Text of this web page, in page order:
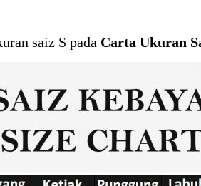
saiz S pada Carta Ukuran